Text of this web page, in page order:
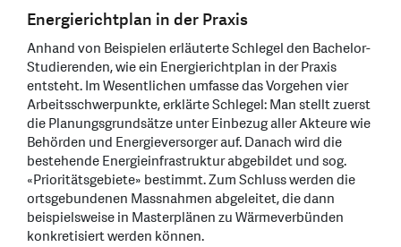
Energierichtplan in der Praxis
Anhand von Beispielen erläuterte Schlegel den Bachelor-
Studierenden, wie ein Energierichtplan in der Praxis
entsteht. Im Wesentlichen umfasse das Vorgehen vier
Arbeitsschwerpunkte, erklärte Schlegel: Man stellt zuerst
die Planungsgrundsätze unter Einbezug aller Akteure wie
Behörden und Energieversorger auf. Danach wird die
bestehende Energieinfrastruktur abgebildet und sog.
«Prioritätsgebiete» bestimmt. Zum Schluss werden die
ortsgebundenen Massnahmen abgeleitet, die dann
beispielsweise in Masterplänen zu Wärmeverbünden
konkretisiert werden können.